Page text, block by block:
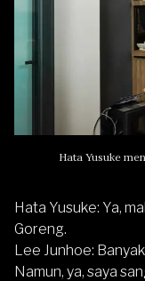
Hata Yusuke
Hata Yusuke: Ya,
Goreng.
Lee Junhoe:
Namun, ya, saya